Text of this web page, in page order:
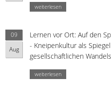
weiterlesen
09
Aug
Lernen vor Ort: Auf den
- Kneipenkultur als
gesellschaftlichen Wandels
weiterlesen